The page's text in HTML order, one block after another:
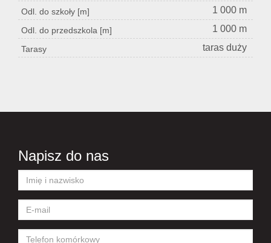
Odl. do szkoły [m] 1 000 m
Odl. do przedszkola [m] 1 000 m
Tarasy taras duży
Napisz do nas